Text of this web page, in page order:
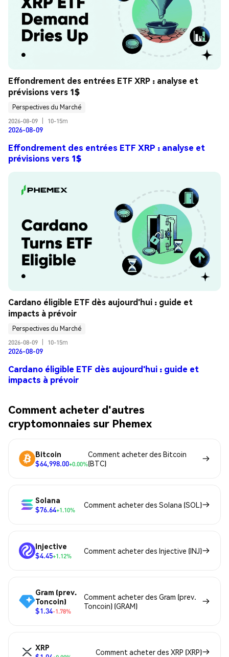
Effondrement des entrées ETF XRP : analyse et
prévisions vers 1$
Perspectives du Marché
2026-08-09
10-15m
2026-08-09
Effondrement des entrées ETF XRP : analyse et
prévisions vers 1$
Cardano éligible ETF dès aujourd'hui : guide et
impacts à prévoir
Perspectives du Marché
2026-08-09
10-15m
2026-08-09
Cardano éligible ETF dès aujourd'hui : guide et
impacts à prévoir
Comment acheter d'autres
cryptomonnaies sur Phemex
Bitcoin
$64,998.00+0.00%
Comment acheter des Bitcoin
(BTC)
Solana
$76.64+1.10%
Comment acheter des Solana (SOL)
Injective
$4.45+1.12%
Comment acheter des Injective (INJ)
Gram (prev.
Toncoin)
$1.34-1.78%
Comment acheter des Gram (prev.
Toncoin) (GRAM)
XRP
Comment acheter des XRP (XRP)